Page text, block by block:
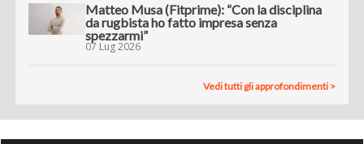
Matteo Musa (Fitprime): “Con la disciplina
da rugbista ho fatto impresa senza
spezzarmi”
07 Lug 2026
Vedi tutti gli approfondimenti >